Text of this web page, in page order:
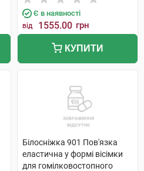
Є в наявності
від 1555.00 грн
КУПИТИ
Білосніжка 901 Пов'язка
еластична у формі вісімки
для гомілковостопного